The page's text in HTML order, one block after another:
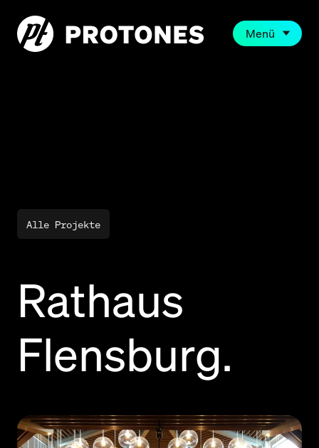
Menü
Alle Projekte
Rathaus
Flensburg.